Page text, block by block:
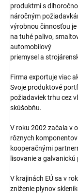
produktmi s
náročným
výrobnou činnosťou
na tuhé palivo,
automobilový
priemysel a
Firma exportuje viac
Svoje produktové
požiadaviek trhu cez
skúšobňu.
V roku 2002 začala v
rôznych
kooperačnými
lisovanie a
V krajinách EÚ sa v
zníženie plynov